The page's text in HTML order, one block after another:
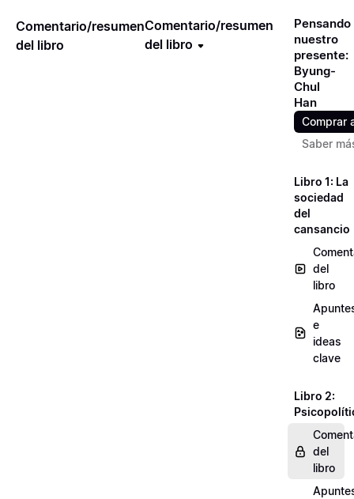
Comentario/resumen
del libro
Comentario/resumen
del libro
Pensando
nuestro
presente:
Byung-
Chul
Han
Comprar
Saber
Libro 1: La
sociedad
del
cansancio
del
libro
e
ideas
clave
Libro 2:
del
libro